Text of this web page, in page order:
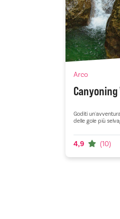
Arco
Goditi
delle gole più
4,9 (10)